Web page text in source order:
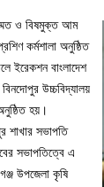
ও বিষমুক্ত আম
কর্মশালা অনুষ্ঠিত
ইরেকশন বাংলাদেশ
উচ্চবিদ্যালয়
হয়।
শাখার সভাপতি
সভাপতিত্বে এ
উপজেলা কৃষি